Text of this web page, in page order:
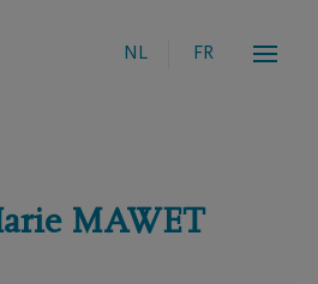
NL FR
MAWET